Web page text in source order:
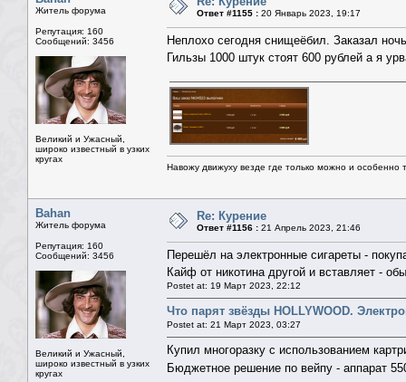
Житель форума
Репутация: 160
Сообщений: 3456
Великий и Ужасный,
широко известный в узких
кругах
Ответ #1155 : 20 Январь 2023, 19:17
Неплохо сегодня снищеёбил. Заказал
Гильзы 1000 штук стоят 600 рублей а я
Навожу движуху везде где только можно и особенно
Bahan
Житель форума
Репутация: 160
Сообщений: 3456
Великий и Ужасный,
широко известный в узких
кругах
Re: Курение
Ответ #1156 : 21 Апрель 2023, 21:46
Перешёл на электронные сигареты -
Кайф от никотина другой и вставляет -
Postet at: 19 Март 2023, 22:12
Что парят звёзды HOLLYWOOD.
Postet at: 21 Март 2023, 03:27
Купил многоразку с использованием
Бюджетное решение по вейпу - аппарат